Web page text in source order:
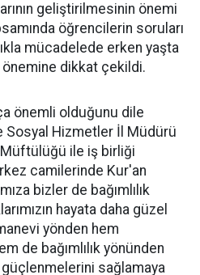
geliştirilmesinin önemi
öğrencilerin soruları
mücadelede erken yaşta
önemine dikkat çekildi.
önemli olduğunu dile
Sosyal Hizmetler İl Müdürü
Müftülüğü ile iş birliği
camilerinde Kur'an
bizler de bağımlılık
hayata daha güzel
yönden hem
de bağımlılık yönünden
sağlamaya